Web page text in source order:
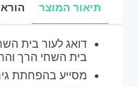
תיאור המוצר
בית השחי הרך
מסייע בהפחתת